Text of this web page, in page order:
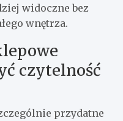
widoczne bez
wnętrza.
czytelność
przydatne